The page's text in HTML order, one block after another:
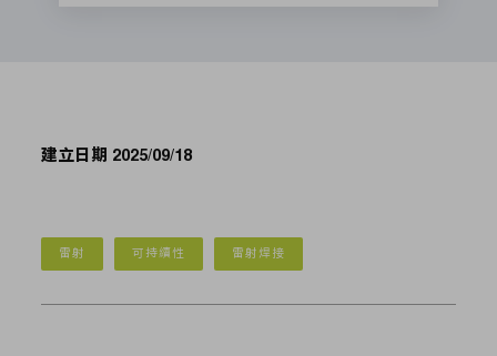
建立日期 2025/09/18
雷射 可持續性 雷射焊接